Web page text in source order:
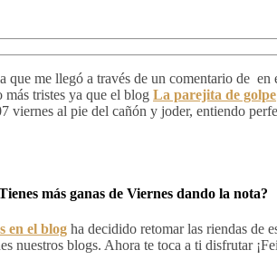
que me llegó a través de un comentario de en
más tristes ya que el blog La parejita de golpe
viernes al pie del cañón y joder, entiendo
más ganas de Viernes dando la nota?
en el blog ha decidido retomar las riendas de
nuestros blogs. Ahora te toca a ti disfrutar